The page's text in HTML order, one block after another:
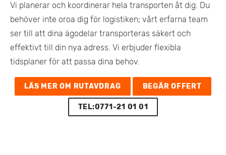
Vi planerar och koordinerar hela transporten åt dig. Du
behöver inte oroa dig för logistiken; vårt erfarna team
ser till att dina ägodelar transporteras säkert och
effektivt till din nya adress. Vi erbjuder flexibla
tidsplaner för att passa dina behov​.
LÄS MER OM RUTAVDRAG BEGÄR OFFERT
TEL:0771-21 01 01